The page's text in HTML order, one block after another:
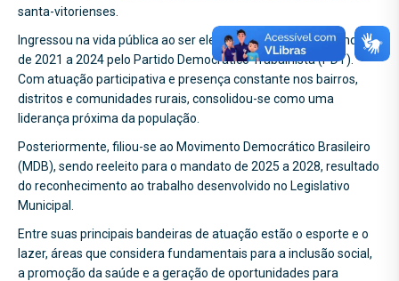
santa-vitorienses.
Ingressou na vida pública ao ser eleito vereador para o mandato
de 2021 a 2024 pelo Partido Democrático Trabalhista (PDT).
Com atuação participativa e presença constante nos bairros,
distritos e comunidades rurais, consolidou-se como uma
liderança próxima da população.
Posteriormente, filiou-se ao Movimento Democrático Brasileiro
(MDB), sendo reeleito para o mandato de 2025 a 2028, resultado
do reconhecimento ao trabalho desenvolvido no Legislativo
Municipal.
Entre suas principais bandeiras de atuação estão o esporte e o
lazer, áreas que considera fundamentais para a inclusão social,
a promoção da saúde e a geração de oportunidades para